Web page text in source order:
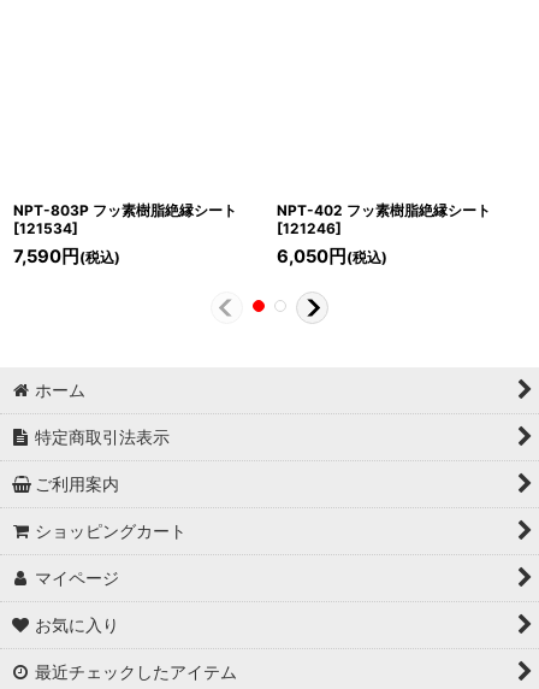
NPT-803P フッ素樹脂絶縁シート
[121534]
7,590円 (税込)
NPT-402 フッ素樹脂絶縁シート
[121246]
6,050円 (税込)
ホーム
特定商取引法表示
ご利用案内
ショッピングカート
マイページ
お気に入り
最近チェックしたアイテム